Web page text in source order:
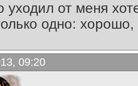
уходил от меня
одно:
09:20